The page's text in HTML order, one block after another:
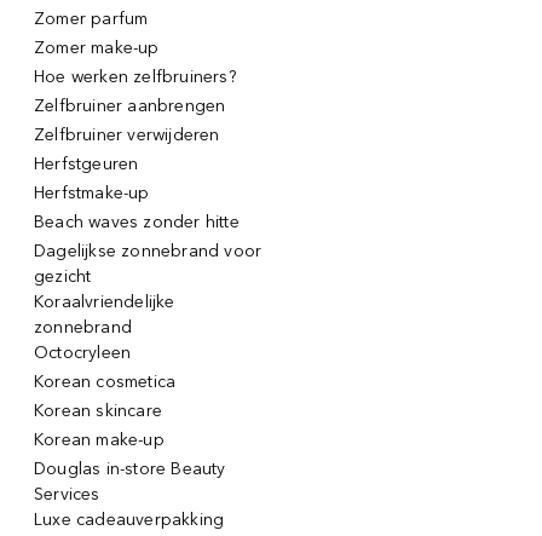
Zomer parfum
Zomer make-up
Hoe werken zelfbruiners?
Zelfbruiner aanbrengen
Zelfbruiner verwijderen
Herfstgeuren
Herfstmake-up
Beach waves zonder hitte
Dagelijkse zonnebrand voor
gezicht
Koraalvriendelijke
zonnebrand
Octocryleen
Korean cosmetica
Korean skincare
Korean make-up
Douglas in-store Beauty
Services
Luxe cadeauverpakking